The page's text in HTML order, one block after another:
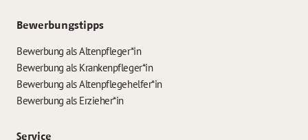
Bewerbungstipps
Bewerbung als Altenpfleger*in
Bewerbung als Krankenpfleger*in
Bewerbung als Altenpflegehelfer*in
Bewerbung als Erzieher*in
Service